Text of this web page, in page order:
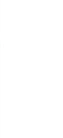
aos favoritos